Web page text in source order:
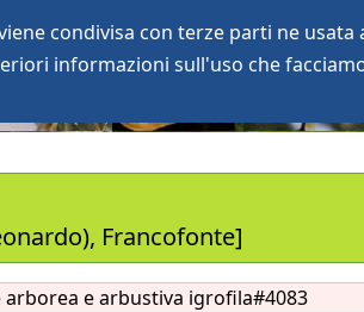
condivisa con terze parti ne usata
informazioni sull'uso che
Francofonte]
arborea e arbustiva igrofila#4083